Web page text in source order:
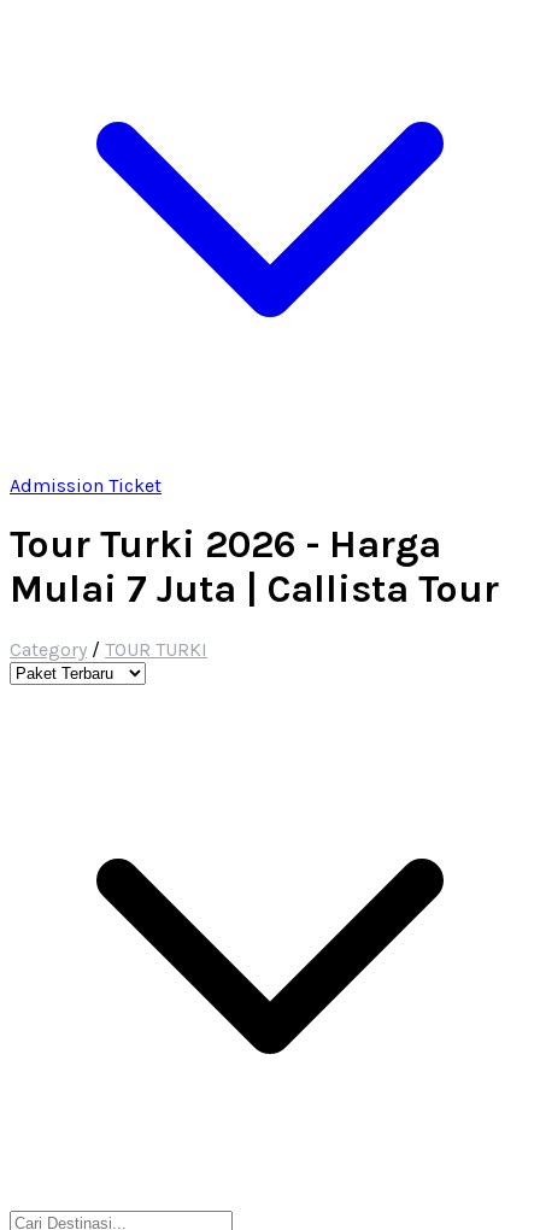
Admission Ticket
Tour Turki 2026 - Harga
Mulai 7 Juta | Callista Tour
Category / TOUR TURKI